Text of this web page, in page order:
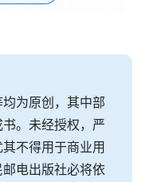
为原创，其中部
。未经授权，严
不得用于商业用
电出版社必将依